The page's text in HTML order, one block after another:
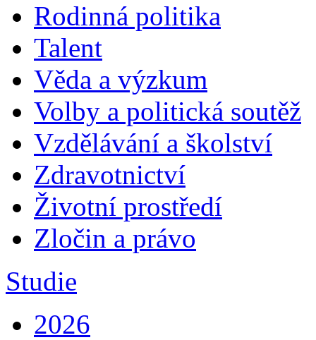
Rodinná politika
Talent
Věda a výzkum
Volby a politická soutěž
Vzdělávání a školství
Zdravotnictví
Životní prostředí
Zločin a právo
Studie
2026